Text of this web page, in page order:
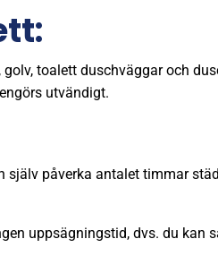
toalett duschväggar och
utvändigt.
påverka antalet timmar
uppsägningstid, dvs. du kan